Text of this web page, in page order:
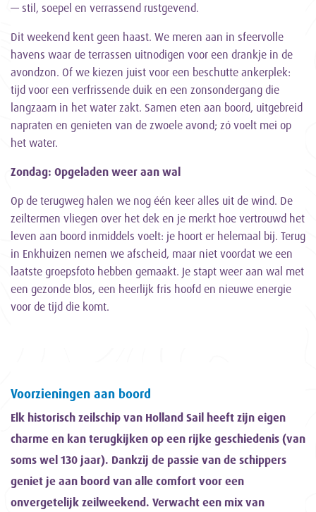
— stil, soepel en verrassend rustgevend.
Dit weekend kent geen haast. We meren aan in sfeervolle
havens waar de terrassen uitnodigen voor een drankje in de
avondzon. Of we kiezen juist voor een beschutte ankerplek:
tijd voor een verfrissende duik en een zonsondergang die
langzaam in het water zakt. Samen eten aan boord, uitgebreid
napraten en genieten van de zwoele avond; zó voelt mei op
het water.
Zondag: Opgeladen weer aan wal
Op de terugweg halen we nog één keer alles uit de wind. De
zeiltermen vliegen over het dek en je merkt hoe vertrouwd het
leven aan boord inmiddels voelt: je hoort er helemaal bij. Terug
in Enkhuizen nemen we afscheid, maar niet voordat we een
laatste groepsfoto hebben gemaakt. Je stapt weer aan wal met
een gezonde blos, een heerlijk fris hoofd en nieuwe energie
voor de tijd die komt.
Voorzieningen aan boord
Elk historisch zeilschip van Holland Sail heeft zijn eigen
charme en kan terugkijken op een rijke geschiedenis (van
soms wel 130 jaar). Dankzij de passie van de schippers
geniet je aan boord van alle comfort voor een
onvergetelijk zeilweekend. Verwacht een mix van